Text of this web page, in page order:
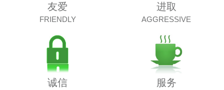
友爱
FRIENDLY
进取
AGGRESSIVE
诚信 服务